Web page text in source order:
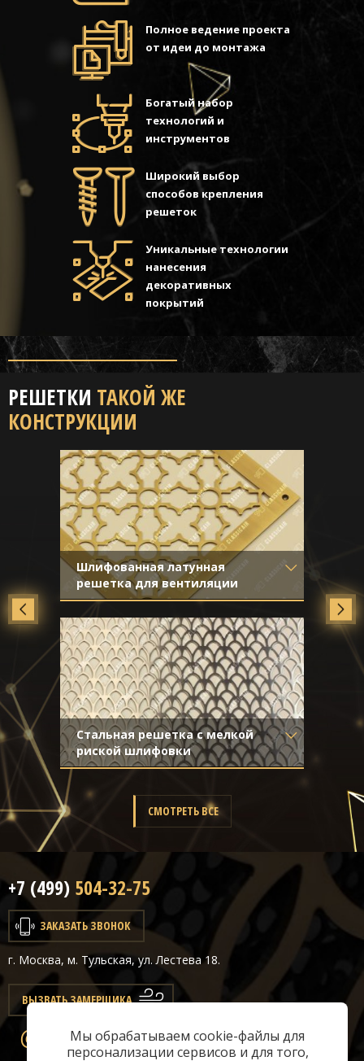
Мы обрабатываем cookie-файлы для
персонализации сервисов и для того,
Полное ведение проекта
от идеи до монтажа
Богатый набор
технологий и
инструментов
Широкий выбор
способов крепления
решеток
Уникальные технологии
нанесения
декоративных
покрытий
РЕШЕТКИ ТАКОЙ ЖЕ
КОНСТРУКЦИИ
Шлифованная латунная
решетка для вентиляции
Материал- Латунь
Отделка- Старение с
направленной риской
Стальная решетка с мелкой
риской шлифовки
Материал- Нержавеющая
Отделка
- Шлифованная
нержавейкаСМОТРЕТЬ ВСЕ
+7 (499) 504-32-75
ЗАКАЗАТЬ ЗВОНОК
г. Москва, м. Тульская, ул. Лестева 18.
ВЫЗВАТЬ ЗАМЕРЩИКА
info@classicair.ru